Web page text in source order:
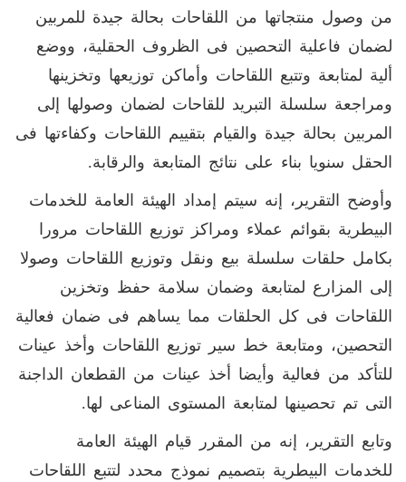
من وصول منتجاتها من اللقاحات بحالة جيدة للمربين
لضمان فاعلية التحصين فى الظروف الحقلية، ووضع
ألية لمتابعة وتتبع اللقاحات وأماكن توزيعها وتخزينها
ومراجعة سلسلة التبريد للقاحات لضمان وصولها إلى
المربين بحالة جيدة والقيام بتقييم اللقاحات وكفاءتها فى
الحقل سنويا بناء على نتائج المتابعة والرقابة.
وأوضح التقرير، إنه سيتم إمداد الهيئة العامة للخدمات
البيطرية بقوائم عملاء ومراكز توزيع اللقاحات مرورا
بكامل حلقات سلسلة بيع ونقل وتوزيع اللقاحات وصولا
إلى المزارع لمتابعة وضمان سلامة حفظ وتخزين
اللقاحات فى كل الحلقات مما يساهم فى ضمان فعالية
التحصين، ومتابعة خط سير توزيع اللقاحات وأخذ عينات
للتأكد من فعالية وأيضا أخذ عينات من القطعان الداجنة
التى تم تحصينها لمتابعة المستوى المناعى لها.
وتابع التقرير، إنه من المقرر قيام الهيئة العامة
للخدمات البيطرية بتصميم نموذج محدد لتتبع اللقاحات